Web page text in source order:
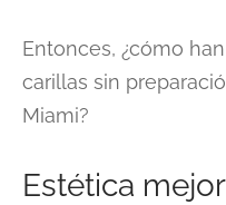
Entonces, ¿cómo
carillas sin
Miami?
Estética